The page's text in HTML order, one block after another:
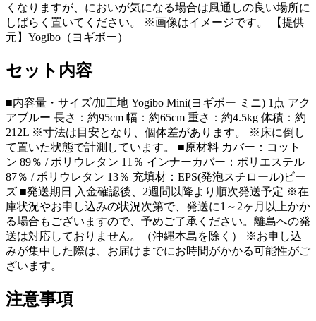
くなりますが、においが気になる場合は風通しの良い場所に
しばらく置いてください。 ※画像はイメージです。 【提供
元】Yogibo（ヨギボー）
セット内容
■内容量・サイズ/加工地 Yogibo Mini(ヨギボー ミニ) 1点 アク
アブルー 長さ：約95cm 幅：約65cm 重さ：約4.5kg 体積：約
212L ※寸法は目安となり、個体差があります。 ※床に倒し
て置いた状態で計測しています。 ■原材料 カバー：コット
ン 89％ / ポリウレタン 11％ インナーカバー：ポリエステル
87％ / ポリウレタン 13％ 充填材：EPS(発泡スチロール)ビー
ズ ■発送期日 入金確認後、2週間以降より順次発送予定 ※在
庫状況やお申し込みの状況次第で、発送に1～2ヶ月以上かか
る場合もございますので、予めご了承ください。離島への発
送は対応しておりません。（沖縄本島を除く） ※お申し込
みが集中した際は、お届けまでにお時間がかかる可能性がご
ざいます。
注意事項